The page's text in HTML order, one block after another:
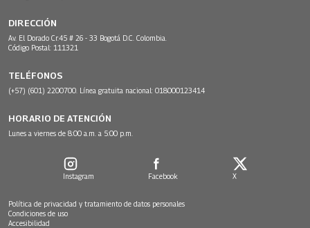
DIRECCIÓN
Av. El Dorado Cr.45 # 26 - 33 Bogotá D.C. Colombia.
Código Postal: 111321
TELÉFONOS
(+57) (601) 2200700. Línea gratuita nacional: 018000123414
HORARIO DE ATENCIÓN
Lunes a viernes de 8:00 a.m. a 5:00 p.m.
Instagram Facebook X
Política de privacidad y tratamiento de datos personales
Condiciones de uso
Accesibilidad